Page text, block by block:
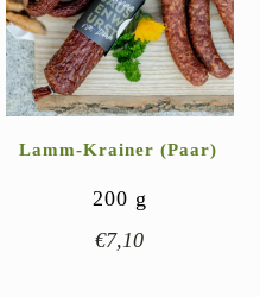
Lamm-Krainer (Paar)
200 g
€7,10